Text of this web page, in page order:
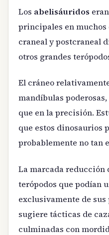
Los abelisáuridos
principales en muchos
craneal y postcraneal
otros grandes
El cráneo
mandíbulas
que en la precisión.
que estos dinosaurios
probablemente no tan
La marcada reducción
terópodos que podían
exclusivamente de sus
sugiere tácticas de
culminadas con